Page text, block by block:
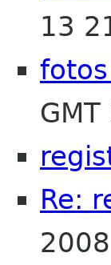
13
Re:
2008